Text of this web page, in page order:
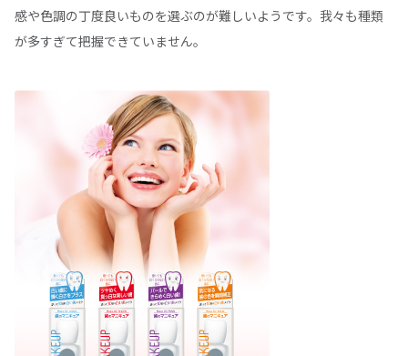
感や色調の丁度良いものを選ぶのが難しいようです。我々も種類
が多すぎて把握できていません。